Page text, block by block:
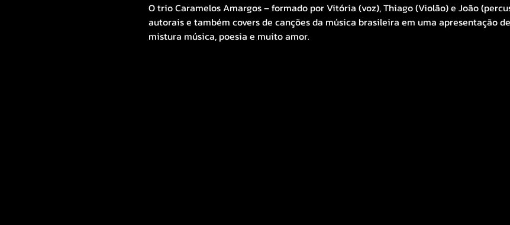
O trio Caramelos Amargos – formado por Vitória (voz), Thiago (Violão) e João
autorais e também covers de canções da música brasileira em uma apresentação
mistura música, poesia e muito amor.